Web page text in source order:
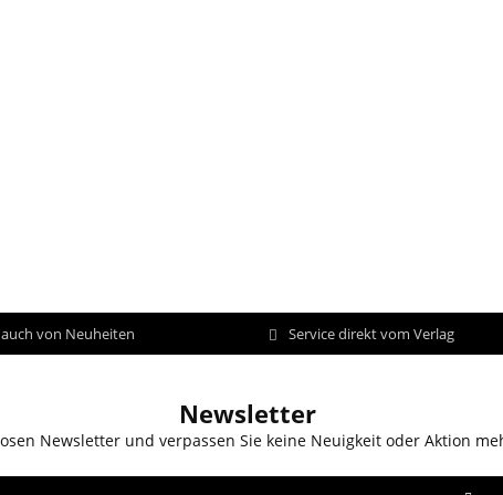
von Neuheiten Service direkt vom Verlag
Newsletter
Newsletter und verpassen Sie keine Neuigkeit oder Aktion